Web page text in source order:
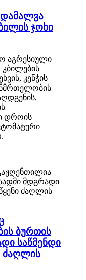
დამალვა
ჯოხი
აგრესიული
კბილების
კენჭის
დროის
ბურთის
საწმენდი
ძაღლის